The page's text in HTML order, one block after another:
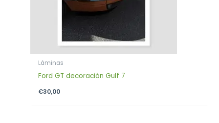
Láminas
Ford GT decoración Gulf 7
€30,00